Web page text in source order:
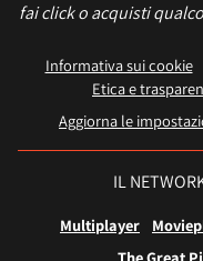
fai click o acquisti
Informativa sui cookie
Etica e
Aggiorna le
IL
Multiplayer